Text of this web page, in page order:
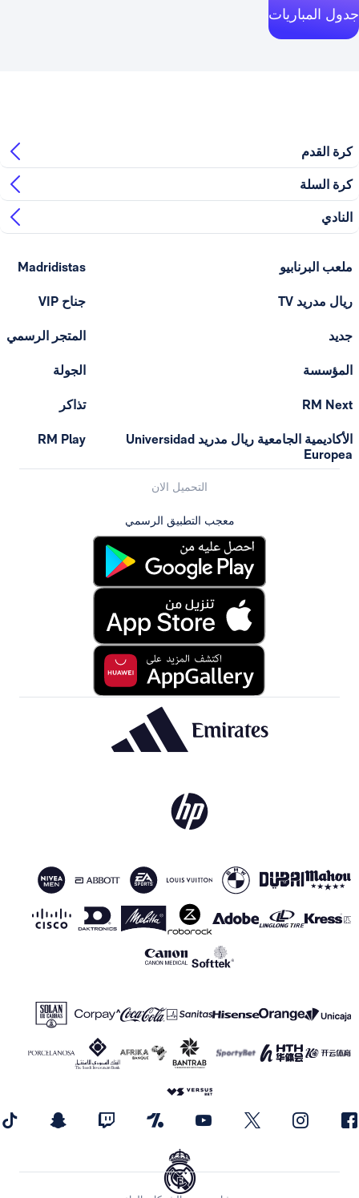
جدول المباريات
كرة القدم
كرة السلة
النادي
ملعب البرنابيو
ريال مدريد TV
جديد
المؤسسة
RM Next
الأكاديمية الجامعية ريال مدريد Universidad
Europea
Madridistas
جناح VIP
المتجر الرسمي
الجولة
تذاكر
RM Play
التحميل الان
معجب التطبيق الرسمي